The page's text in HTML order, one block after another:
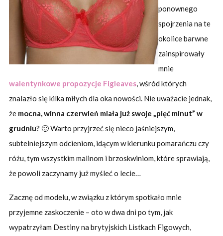
ponownego
spojrzenia na te
okolice barwne
zainspirowały
mnie
walentynkowe propozycje Figleaves, wśród których
znalazło się kilka miłych dla oka nowości. Nie uważacie jednak,
że mocna, winna czerwień miała już swoje „pięć minut” w
grudniu? 🙂 Warto przyjrzeć się nieco jaśniejszym,
subtelniejszym odcieniom, idącym w kierunku pomarańczu czy
różu, tym wszystkim malinom i brzoskwiniom, które sprawiają,
że powoli zaczynamy już myśleć o lecie…
Zacznę od modelu, w związku z którym spotkało mnie
przyjemne zaskoczenie – oto w dwa dni po tym, jak
wypatrzyłam Destiny na brytyjskich Listkach Figowych,